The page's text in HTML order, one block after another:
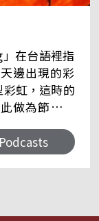
在台語裡指
邊出現的彩
虹，這時的
做為節目名
的「出櫃」
節未完整的